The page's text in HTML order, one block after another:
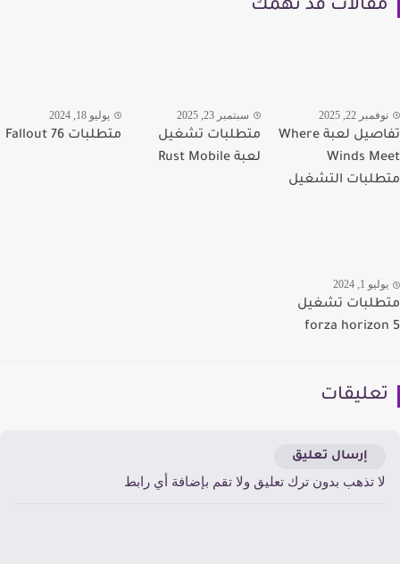
قد تهمك
22, 2025
تفاصيل لعبة Where
Winds
التشغيل
سبتمبر 23, 2025
متطلبات تشغيل
لعبة Rust Mobile
يوليو 18, 2024
متطلبات Fallout 76
1, 2024
تشغيل
forza
إرسال تعليق
تذهب بدون ترك تعليق ولا تقم بإضافة أي رابط